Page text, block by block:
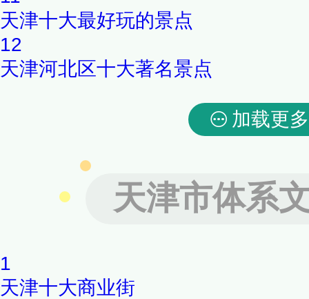
天津十大最好玩的景点
12
天津河北区十大著名景点
加载更多
天津市体系
1
天津十大商业街